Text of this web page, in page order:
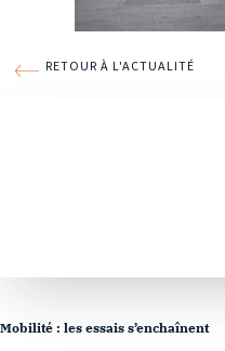
RETOUR À L'ACTUALITÉ
Mobilité : les essais s’enchaînent